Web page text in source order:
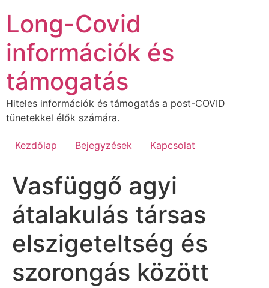
tartalomhoz
Long-Covid
információk és
támogatás
Hiteles információk és támogatás a post-COVID
tünetekkel élők számára.
Kezdőlap Bejegyzések Kapcsolat
Vasfüggő agyi
átalakulás társas
elszigeteltség és
szorongás között